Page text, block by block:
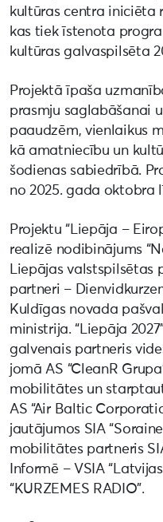
kultūras centra
kas tiek īstenota
kultūras galvaspilsēta
Projektā īpaša
prasmju saglabāšanai
paaudzēm, vienlaikus
kā amatniecību un
šodienas sabiedrībā.
no 2025. gada oktobra
Projektu “Liepāja –
realizē nodibinājums
Liepājas
partneri –
Kuldīgas novada
ministrija. “Liepāja
galvenais partneris
jomā AS “CleanR
mobilitātes un
AS “Air Baltic
jautājumos SIA
mobilitātes partneris
Informē – VSIA
“KURZEMES RADIO”.